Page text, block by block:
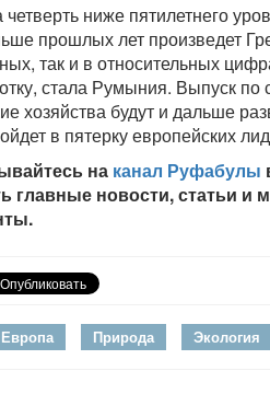
четверть ниже пятилетнего
прошлых лет произведет
так и в относительных
стала Румыния. Выпуск
хозяйства будут и дальше
в пятерку европейских
на канал Руфабулы
главные новости, статьи
Европа Природа Экология